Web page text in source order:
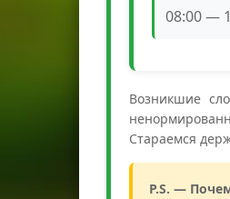
08:00 —
Возникшие
Стараемся
P.S. —